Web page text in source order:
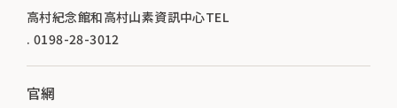
高村紀念館和高村山素資訊中心TEL
. 0198-28-3012
官網